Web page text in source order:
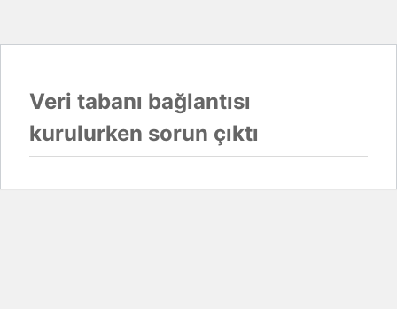
Veri tabanı bağlantısı
kurulurken sorun çıktı